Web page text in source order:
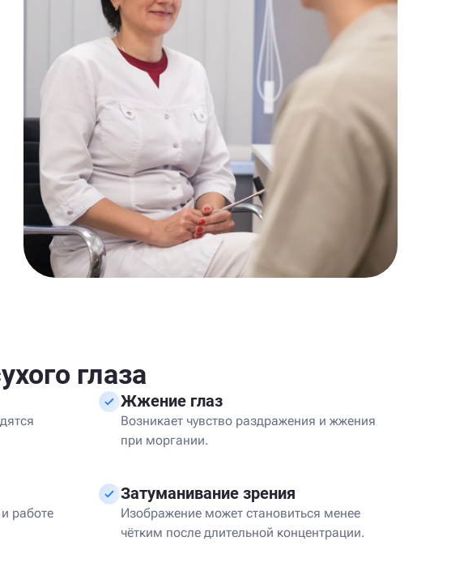
глаза
Жжение глаз
Возникает чувство раздражения и жжения
при моргании.
работе
Затуманивание зрения
Изображение может становиться менее
чётким после длительной концентрации.